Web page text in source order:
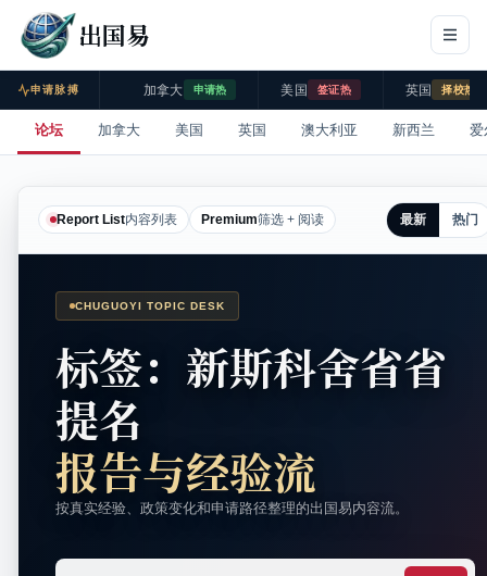
出国易
申请脉搏 加拿大 申请热 美国 签证热 英国 择校热
论坛 加拿大 美国 英国 澳大利亚 新西兰 爱
Report List内容列表 Premium筛选 + 阅读 最新 热门
CHUGUOYI TOPIC DESK
标签：新斯科舍省省
提名
报告与经验流
按真实经验、政策变化和申请路径整理的出国易内容流。